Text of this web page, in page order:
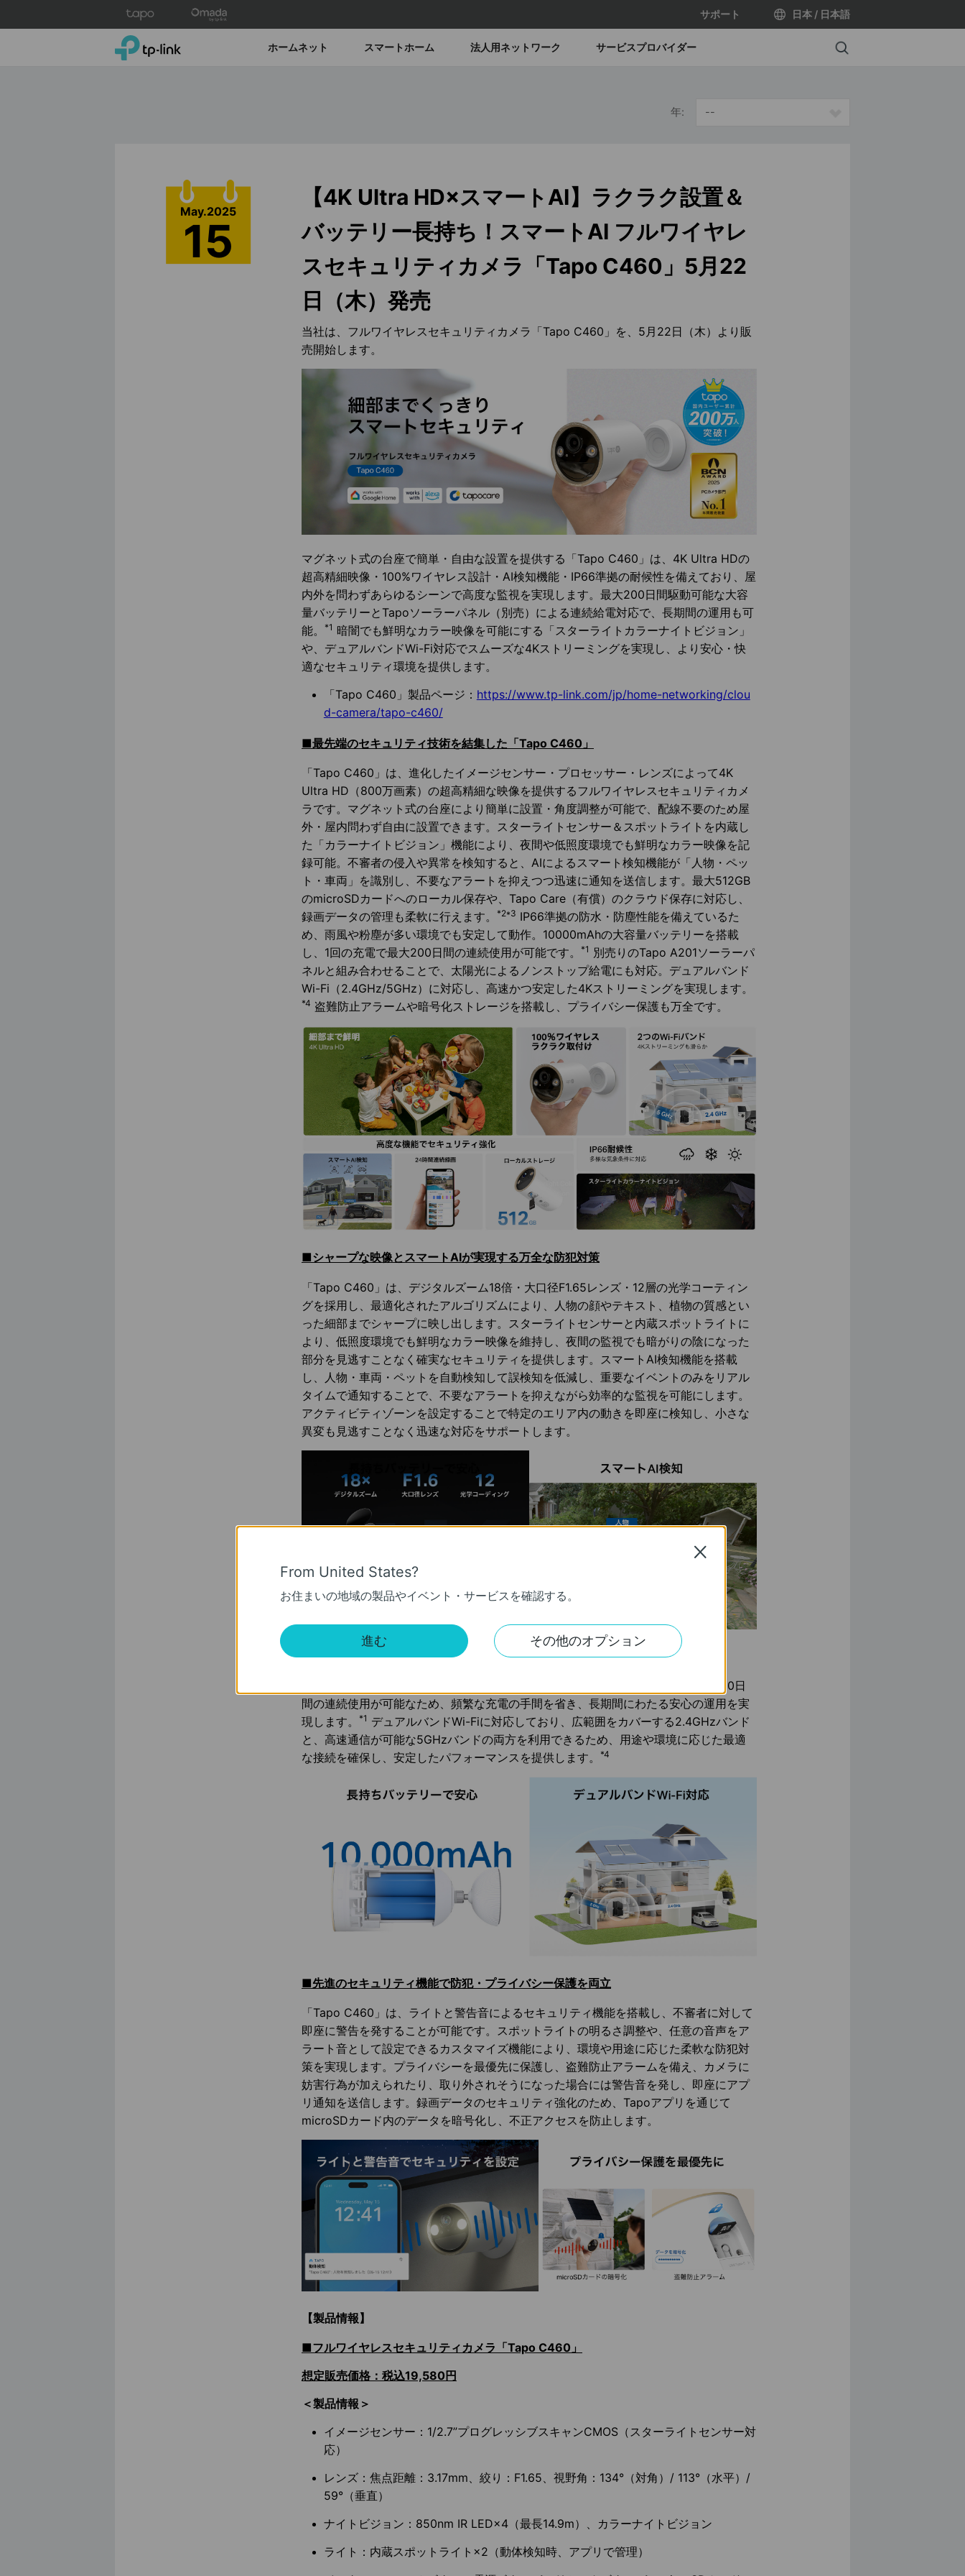
サポート 日本 / 日本語
TP-Link, Reliably Smart ホームネット スマートホーム 法人用ネットワーク サービスプロバイダー Search
年: --
May.2025
15
【4K Ultra HD×スマートAI】ラクラク設置＆
バッテリー長持ち！スマートAI フルワイヤレ
スセキュリティカメラ「Tapo C460」5月22
日（木）発売
当社は、フルワイヤレスセキュリティカメラ「Tapo C460」を、5月22日（木）より販
売開始します。
マグネット式の台座で簡単・自由な設置を提供する「Tapo C460」は、4K Ultra HDの
超高精細映像・100%ワイヤレス設計・AI検知機能・IP66準拠の耐候性を備えており、屋
内外を問わずあらゆるシーンで高度な監視を実現します。最大200日間駆動可能な大容
量バッテリーとTapoソーラーパネル（別売）による連続給電対応で、長期間の運用も可
能。
*1 暗闇でも鮮明なカラー映像を可能にする「スターライトカラーナイトビジョン」
や、デュアルバンドWi-Fi対応でスムーズな4Kストリーミングを実現し、より安心・快
適なセキュリティ環境を提供します。
「Tapo C460」製品ページ： https://www.tp-link.com/jp/home-networking/clou
d-camera/tapo-c460/
■最先端のセキュリティ技術を結集した「Tapo C460」
「Tapo C460」は、進化したイメージセンサー・プロセッサー・レンズによって4K
Ultra HD（800万画素）の超高精細な映像を提供するフルワイヤレスセキュリティカメ
ラです。マグネット式の台座により簡単に設置・角度調整が可能で、配線不要のため屋
外・屋内問わず自由に設置できます。スターライトセンサー＆スポットライトを内蔵し
た「カラーナイトビジョン」機能により、夜間や低照度環境でも鮮明なカラー映像を記
録可能。不審者の侵入や異常を検知すると、AIによるスマート検知機能が「人物・ペッ
ト・車両」を識別し、不要なアラートを抑えつつ迅速に通知を送信します。最大512GB
のmicroSDカードへのローカル保存や、Tapo Care（有償）のクラウド保存に対応し、
録画データの管理も柔軟に行えます。
*2*3 IP66準拠の防水・防塵性能を備えているた
め、雨風や粉塵が多い環境でも安定して動作。10000mAhの大容量バッテリーを搭載
し、1回の充電で最大200日間の連続使用が可能です。
*1 別売りのTapo A201ソーラーパ
ネルと組み合わせることで、太陽光によるノンストップ給電にも対応。デュアルバンド
Wi-Fi（2.4GHz/5GHz）に対応し、高速かつ安定した4Kストリーミングを実現します。
*4 盗難防止アラームや暗号化ストレージを搭載し、プライバシー保護も万全です。
■シャープな映像とスマートAIが実現する万全な防犯対策
「Tapo C460」は、デジタルズーム18倍・大口径F1.65レンズ・12層の光学コーティン
グを採用し、最適化されたアルゴリズムにより、人物の顔やテキスト、植物の質感とい
った細部までシャープに映し出します。スターライトセンサーと内蔵スポットライトに
より、低照度環境でも鮮明なカラー映像を維持し、夜間の監視でも暗がりの陰になった
部分を見逃すことなく確実なセキュリティを提供します。スマートAI検知機能を搭載
し、人物・車両・ペットを自動検知して誤検知を低減し、重要なイベントのみをリアル
タイムで通知することで、不要なアラートを抑えながら効率的な監視を可能にします。
アクティビティゾーンを設定することで特定のエリア内の動きを即座に検知し、小さな
異変も見逃すことなく迅速な対応をサポートします。
■長持ちバッテリーで安心運用＆デュアルバンドWi-Fi対応で柔軟な接続
「Tapo C460」は、10000mAhの大容量バッテリーを搭載し、1回の充電で最大200日
間の連続使用が可能なため、頻繁な充電の手間を省き、長期間にわたる安心の運用を実
現します。
*1 デュアルバンドWi-Fiに対応しており、広範囲をカバーする2.4GHzバンド
と、高速通信が可能な5GHzバンドの両方を利用できるため、用途や環境に応じた最適
な接続を確保し、安定したパフォーマンスを提供します。
*4
■先進のセキュリティ機能で防犯・プライバシー保護を両立
「Tapo C460」は、ライトと警告音によるセキュリティ機能を搭載し、不審者に対して
即座に警告を発することが可能です。スポットライトの明るさ調整や、任意の音声をア
ラート音として設定できるカスタマイズ機能により、環境や用途に応じた柔軟な防犯対
策を実現します。プライバシーを最優先に保護し、盗難防止アラームを備え、カメラに
妨害行為が加えられたり、取り外されそうになった場合には警告音を発し、即座にアプ
リ通知を送信します。録画データのセキュリティ強化のため、Tapoアプリを通じて
microSDカード内のデータを暗号化し、不正アクセスを防止します。
【製品情報】
■フルワイヤレスセキュリティカメラ「Tapo C460」
想定販売価格：税込19,580円
＜製品情報＞
イメージセンサー：1/2.7”プログレッシブスキャンCMOS（スターライトセンサー対
応）
レンズ：焦点距離：3.17mm、絞り：F1.65、視野角：134°（対角）/ 113°（水平）/
59°（垂直）
ナイトビジョン：850nm IR LED×4（最長14.9m）、カラーナイトビジョン
ライト：内蔵スポットライト×2（動体検知時、アプリで管理）
From United States?
お住まいの地域の製品やイベント・サービスを確認する。
進む その他のオプション
Close